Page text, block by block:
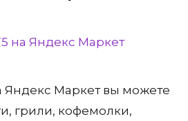
Яндекс Маркет вы можете
грили, кофемолки,